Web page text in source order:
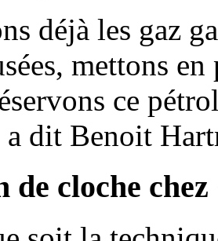
déjà les gaz
mettons
ce
a dit Benoit
de cloche